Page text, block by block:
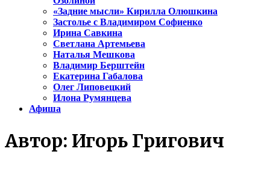
«Задние мысли» Кирилла Олюшкина
Застолье с Владимиром Софиенко
Ирина Савкина
Светлана Артемьева
Наталья Мешкова
Владимир Берштейн
Екатерина Габалова
Олег Липовецкий
Илона Румянцева
Афиша
Автор: Игорь Григович